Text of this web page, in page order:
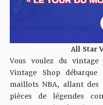
All Star
Vous voulez du
Vintage Shop
maillots NBA, allant des
pièces de légendes